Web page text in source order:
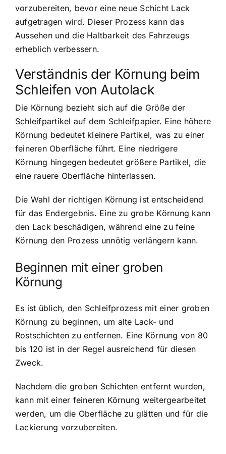
vorzubereiten, bevor eine neue Schicht Lack
aufgetragen wird. Dieser Prozess kann das
Aussehen und die Haltbarkeit des Fahrzeugs
erheblich verbessern.
Verständnis der Körnung beim
Schleifen von Autolack
Die Körnung bezieht sich auf die Größe der
Schleifpartikel auf dem Schleifpapier. Eine höhere
Körnung bedeutet kleinere Partikel, was zu einer
feineren Oberfläche führt. Eine niedrigere
Körnung hingegen bedeutet größere Partikel, die
eine rauere Oberfläche hinterlassen.
Die Wahl der richtigen Körnung ist entscheidend
für das Endergebnis. Eine zu grobe Körnung kann
den Lack beschädigen, während eine zu feine
Körnung den Prozess unnötig verlängern kann.
Beginnen mit einer groben
Körnung
Es ist üblich, den Schleifprozess mit einer groben
Körnung zu beginnen, um alte Lack- und
Rostschichten zu entfernen. Eine Körnung von 80
bis 120 ist in der Regel ausreichend für diesen
Zweck.
Nachdem die groben Schichten entfernt wurden,
kann mit einer feineren Körnung weitergearbeitet
werden, um die Oberfläche zu glätten und für die
Lackierung vorzubereiten.